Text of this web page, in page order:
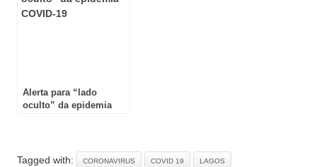
Alerta para “lado
oculto” da epidemia
Tagged with: CORONAVIRUS COVID 19 LAGOS